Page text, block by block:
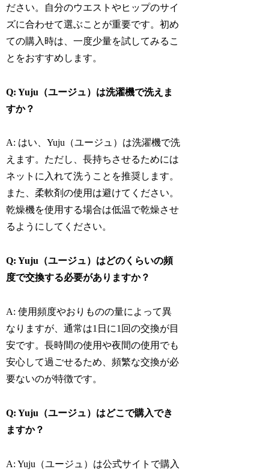
ださい。自分のウエストやヒップのサイ
ズに合わせて選ぶことが重要です。初め
ての購入時は、一度少量を試してみるこ
とをおすすめします。
Q: Yuju（ユージュ）は洗濯機で洗えま
すか？
A: はい、Yuju（ユージュ）は洗濯機で洗
えます。ただし、長持ちさせるためには
ネットに入れて洗うことを推奨します。
また、柔軟剤の使用は避けてください。
乾燥機を使用する場合は低温で乾燥させ
るようにしてください。
Q: Yuju（ユージュ）はどのくらいの頻
度で交換する必要がありますか？
A: 使用頻度やおりものの量によって異
なりますが、通常は1日に1回の交換が目
安です。長時間の使用や夜間の使用でも
安心して過ごせるため、頻繁な交換が必
要ないのが特徴です。
Q: Yuju（ユージュ）はどこで購入でき
ますか？
A: Yuju（ユージュ）は公式サイトで購入